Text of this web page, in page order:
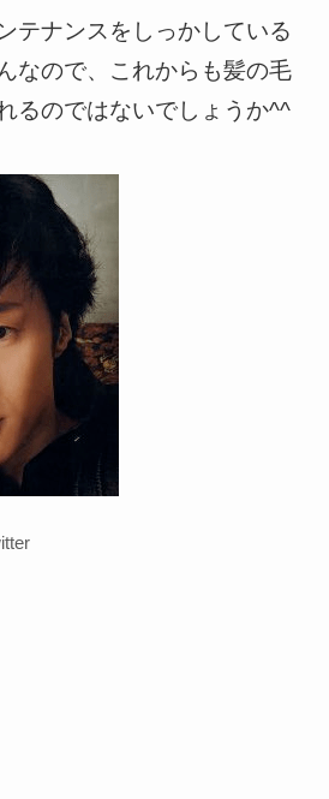
テナンスをしっかしている
なので、これからも髪の毛
るのではないでしょうか^^